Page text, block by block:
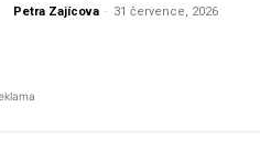
Petra Zajícova - 31 července, 2026